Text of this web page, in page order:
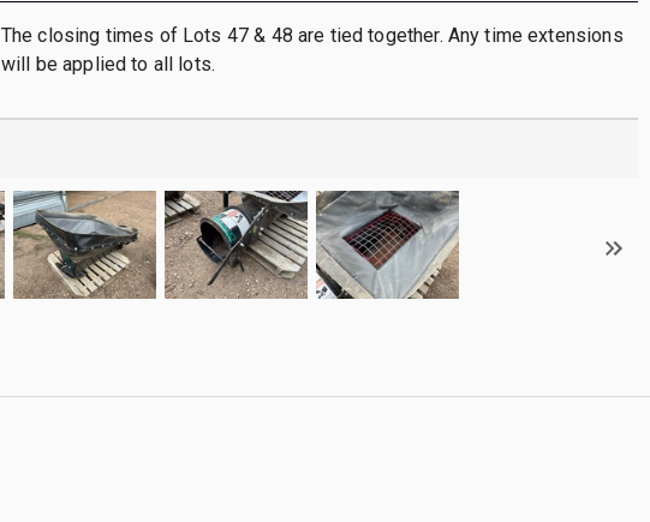
The closing times of Lots 47 & 48 are tied together. Any time extensions
will be applied to all lots.